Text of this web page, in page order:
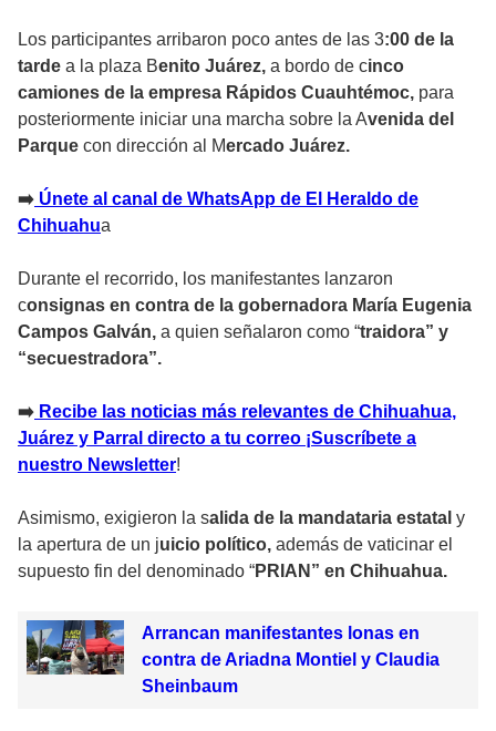
Los participantes arribaron poco antes de las 3:00 de la
tarde a la plaza Benito Juárez, a bordo de cinco
camiones de la empresa Rápidos Cuauhtémoc, para
posteriormente iniciar una marcha sobre la Avenida del
Parque con dirección al Mercado Juárez.
➡️ Únete al canal de WhatsApp de El Heraldo de
Chihuahua
Durante el recorrido, los manifestantes lanzaron
consignas en contra de la gobernadora María Eugenia
Campos Galván, a quien señalaron como “traidora” y
“secuestradora”.
➡️ Recibe las noticias más relevantes de Chihuahua,
Juárez y Parral directo a tu correo ¡Suscríbete a
nuestro Newsletter!
Asimismo, exigieron la salida de la mandataria estatal y
la apertura de un juicio político, además de vaticinar el
supuesto fin del denominado “PRIAN” en Chihuahua.
Arrancan manifestantes lonas en
contra de Ariadna Montiel y Claudia
Sheinbaum